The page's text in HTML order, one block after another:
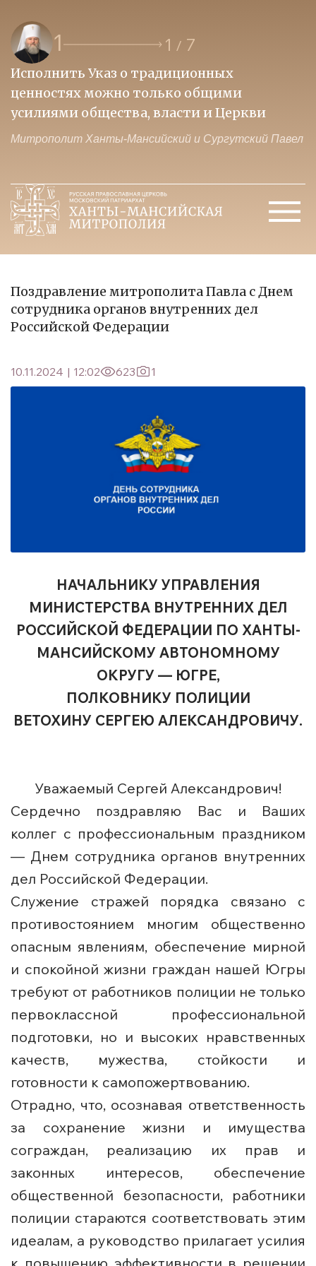
1 1 / 7
Исполнить Указ о традиционных
ценностях можно только общими
усилиями общества, власти и Церкви
Митрополит Ханты-Мансийский и Сургутский Павел
Поздравление митрополита Павла с Днем
сотрудника органов внутренних дел
Российской Федерации
10.11.2024 | 12:02 623 1
НАЧАЛЬНИКУ УПРАВЛЕНИЯ
МИНИСТЕРСТВА ВНУТРЕННИХ ДЕЛ
РОССИЙСКОЙ ФЕДЕРАЦИИ ПО ХАНТЫ-
МАНСИЙСКОМУ АВТОНОМНОМУ
ОКРУГУ — ЮГРЕ,
ПОЛКОВНИКУ ПОЛИЦИИ
ВЕТОХИНУ СЕРГЕЮ АЛЕКСАНДРОВИЧУ.
Уважаемый Сергей Александрович!
Сердечно поздравляю Вас и Ваших
коллег с профессиональным праздником
— Днем сотрудника органов внутренних
дел Российской Федерации.
Служение стражей порядка связано с
противостоянием многим общественно
опасным явлениям, обеспечение мирной
и спокойной жизни граждан нашей Югры
требуют от работников полиции не только
первоклассной профессиональной
подготовки, но и высоких нравственных
качеств, мужества, стойкости и
готовности к самопожертвованию.
Отрадно, что, осознавая ответственность
за сохранение жизни и имущества
сограждан, реализацию их прав и
законных интересов, обеспечение
общественной безопасности, работники
полиции стараются соответствовать этим
идеалам, а руководство прилагает усилия